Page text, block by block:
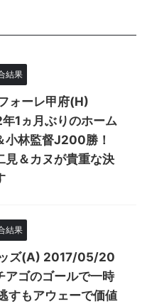
結果
ォーレ甲府(H)
1ヵ月ぶりのホーム
小林監督J200勝！
見＆カヌが貴重な決
結果
ズ(A) 2017/05/20
アゴのゴールで一時
すもアウェーで価値